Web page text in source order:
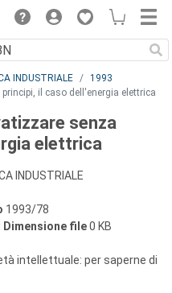
INDUSTRIALE
1993
il caso dell'energia elettrica
senza
elettrica
INDUSTRIALE
1993/78
Dimensione file0 KB
intellettuale: per saperne di